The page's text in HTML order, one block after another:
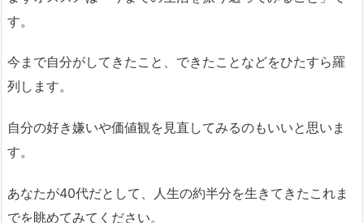
す。
今まで自分がしてきたこと、できたことなどをひたすら羅
列します。
自分の好き嫌いや価値観を見直してみるのもいいと思いま
す。
あなたが40代だとして、人生の約半分を生きてきたこれま
でを眺めてみてください。